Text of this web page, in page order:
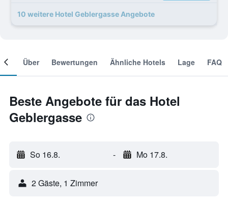
10 weitere Hotel Geblergasse Angebote
Über Bewertungen Ähnliche Hotels Lage FAQ
Beste Angebote für das Hotel
Geblergasse
So 16.8. - Mo 17.8.
2 Gäste, 1 Zimmer